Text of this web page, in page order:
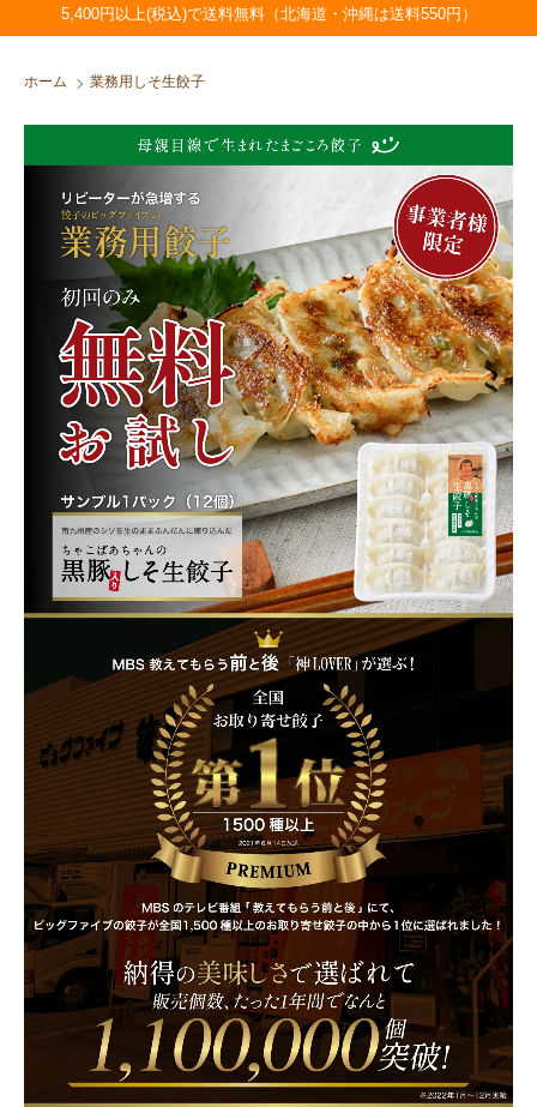
5,400円以上(税込)で送料無料（北海道・沖縄は送料550円）
ホーム 業務用しそ生餃子